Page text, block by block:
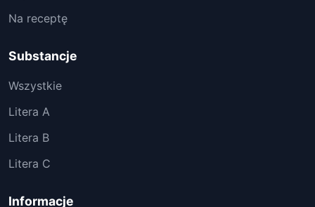
Na receptę
Substancje
Wszystkie
Litera A
Litera B
Litera C
Informacje